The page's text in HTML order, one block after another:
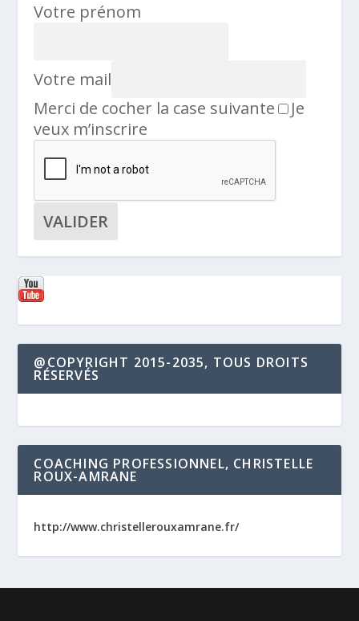
Votre prénom
Votre mail
Merci de cocher la case suivante
Je
veux m’inscrire
@COPYRIGHT 2015-2035, TOUS DROITS
RÉSERVÉS
COACHING PROFESSIONNEL, CHRISTELLE
ROUX-AMRANE
http://www.christellerouxamrane.fr/